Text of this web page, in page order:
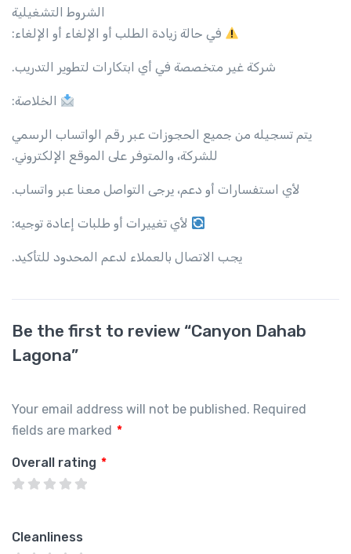
الشروط التشغيلية
في حالة زيادة الطلب أو الإلغاء أو الإلغاء:
شركة غير متخصصة في أي ابتكارات لتطوير التدريب.
الخلاصة:
يتم تسجيله من جميع الحجوزات عبر رقم الواتساب الرسمي
للشركة، والمتوفر على الموقع الإلكتروني.
لأي استفسارات أو دعم، يرجى التواصل معنا عبر واتساب.
لأي تغييرات أو طلبات إعادة توجيه:
يجب الاتصال بالعملاء لدعم المحدود للتأكيد.
Be the first to review “Canyon Dahab
Lagona”
Your email address will not be published. Required
fields are marked *
Overall rating *
Cleanliness